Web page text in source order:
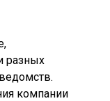
разных
компании